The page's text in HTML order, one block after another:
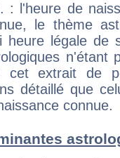
: l'heure de
le thème
heure légale de
n'étant
cet extrait de
détaillé que
connue.